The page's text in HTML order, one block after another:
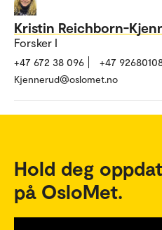
Kristin Reichborn-
Forsker I
+47 672 38 096 +47
Kjennerud@oslomet.no
Hold deg
på OsloMet.